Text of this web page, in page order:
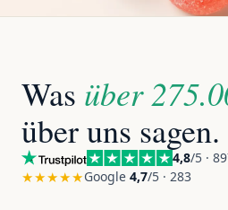
Was über
über uns sagen.
4,8/5 ·
★★★★★Google 4,7/5 · 283